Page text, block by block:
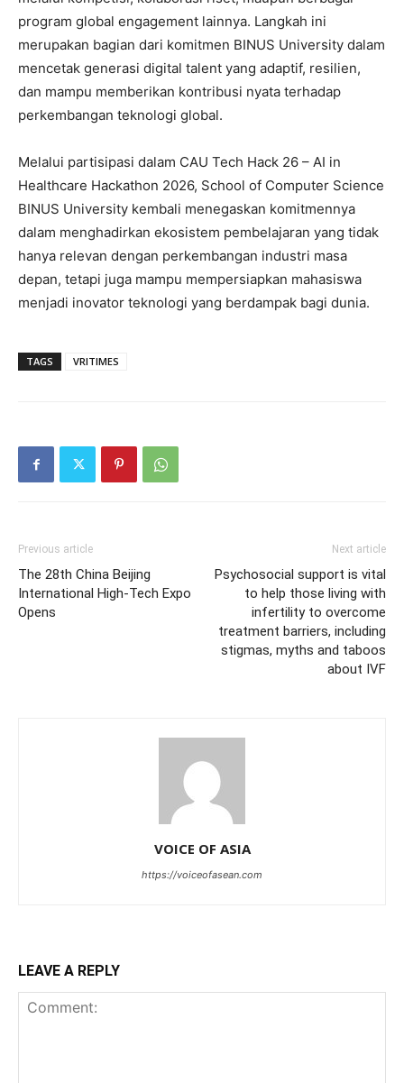
program global engagement lainnya. Langkah ini
merupakan bagian dari komitmen BINUS University dalam
mencetak generasi digital talent yang adaptif, resilien,
dan mampu memberikan kontribusi nyata terhadap
perkembangan teknologi global.
Melalui partisipasi dalam CAU Tech Hack 26 – AI in
Healthcare Hackathon 2026, School of Computer Science
BINUS University kembali menegaskan komitmennya
dalam menghadirkan ekosistem pembelajaran yang tidak
hanya relevan dengan perkembangan industri masa
depan, tetapi juga mampu mempersiapkan mahasiswa
menjadi inovator teknologi yang berdampak bagi dunia.
TAGS VRITIMES
Previous article
The 28th China Beijing
International High-Tech Expo
Opens
Next article
Psychosocial support is vital
to help those living with
infertility to overcome
treatment barriers, including
stigmas, myths and taboos
about IVF
VOICE OF ASIA
https://voiceofasean.com
LEAVE A REPLY